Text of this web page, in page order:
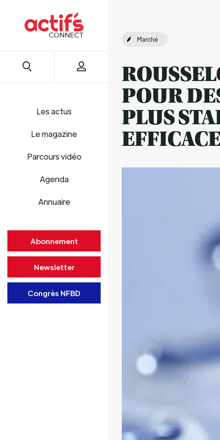
Les actus
Le magazine
Parcours vidéo
Agenda
Annuaire
Abonnement
Newsletter
Congrès NFBD
Marché
POUR
PLUS